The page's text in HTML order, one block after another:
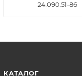
24.090.51-86
КАТАЛОГ